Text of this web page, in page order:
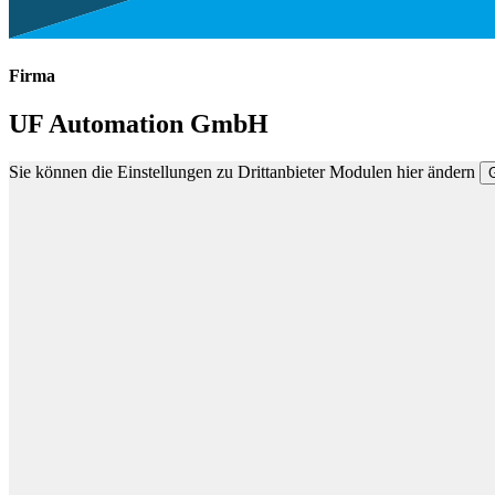
Firma
UF Automation GmbH
Sie können die Einstellungen zu Drittanbieter Modulen hier ändern